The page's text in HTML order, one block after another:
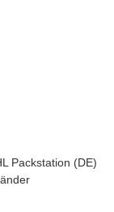
Packstation (DE)